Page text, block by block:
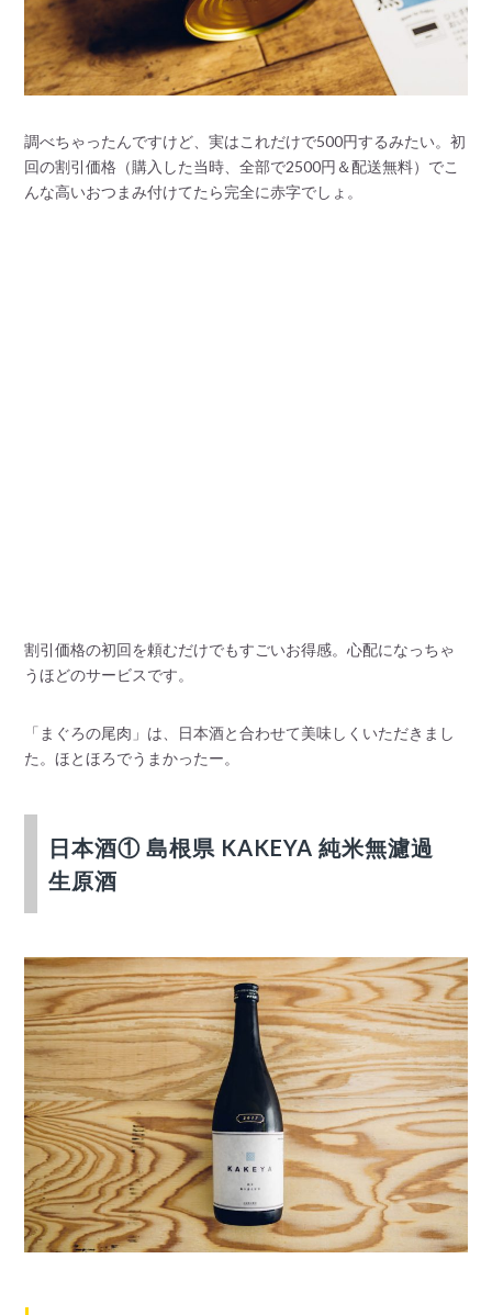
調べちゃったんですけど、実はこれだけで500円するみたい。初
回の割引価格（購入した当時、全部で2500円＆配送無料）でこ
んな高いおつまみ付けてたら完全に赤字でしょ。
割引価格の初回を頼むだけでもすごいお得感。心配になっちゃ
うほどのサービスです。
「まぐろの尾肉」は、日本酒と合わせて美味しくいただきまし
た。ほとほろでうまかったー。
日本酒① 島根県 KAKEYA 純米無濾過
生原酒